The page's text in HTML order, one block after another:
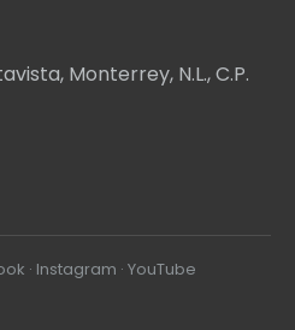
Monterrey, N.L., C.P.
· Instagram · YouTube